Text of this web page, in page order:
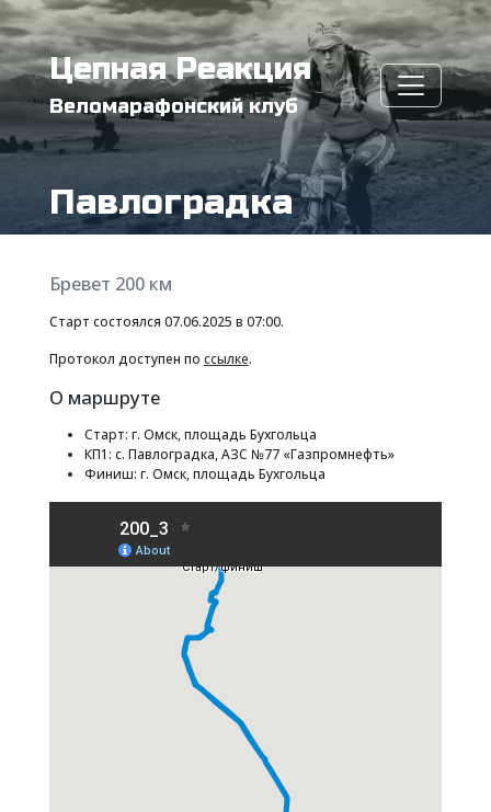
Цепная Реакция
Веломарафонский клуб
Павлоградка
Бревет 200 км
Старт состоялся 07.06.2025 в 07:00.
Протокол доступен по ссылке.
О маршруте
Старт: г. Омск, площадь Бухгольца
КП1: с. Павлоградка, АЗС №77 «Газпромнефть»
Финиш: г. Омск, площадь Бухгольца